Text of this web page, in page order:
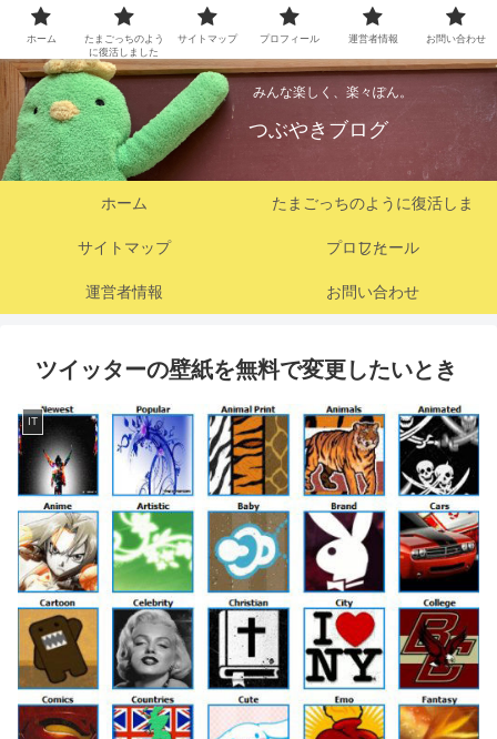
みんな楽しく、楽々ぽん。
つぶやきブログ
ホーム たまごっちのように復活しま
した
サイトマップ プロフィール
運営者情報 お問い合わせ
ツイッターの壁紙を無料で変更したいとき
IT
ホーム
たまごっちのよう
に復活しました
サイトマップ プロフィール 運営者情報 お問い合わせ